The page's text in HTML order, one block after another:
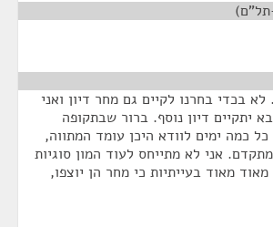
תל"ם)
בכדי בחרנו לקיים גם מחר דיון ואני
יתקיים דיון נוסף. ברור שבתקופה
כמה ימים לוודא היכן עומד המתווה,
אני לא מתייחס לעוד המון סוגיות
מאוד בעייתיות כי מחר הן יוצפו,